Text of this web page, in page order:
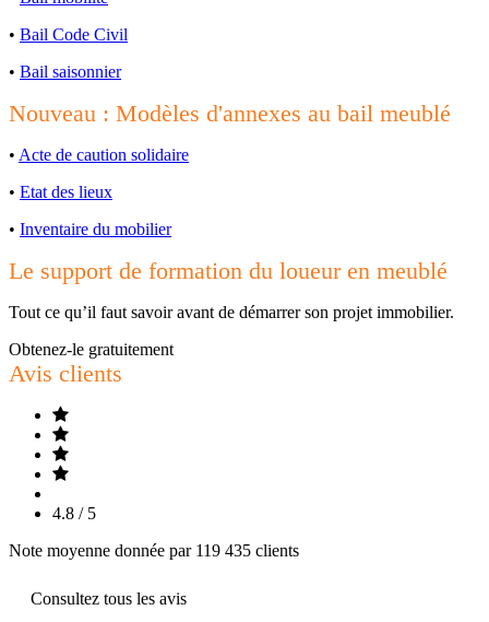
• Bail Code Civil
• Bail saisonnier
Nouveau : Modèles d'annexes au bail meublé
• Acte de caution solidaire
• Etat des lieux
• Inventaire du mobilier
Le support de formation du loueur en meublé
Tout ce qu’il faut savoir avant de démarrer son projet immobilier.
Obtenez-le gratuitement
Avis clients
4.8 / 5
Note moyenne donnée par 119 435 clients
Consultez tous les avis